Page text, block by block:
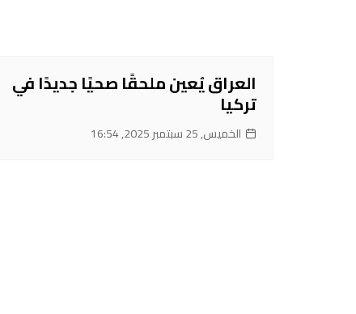
العراق يُعين ملحقًا صحيًا جديدًا في
تركيا
الخميس, 25 سبتمبر 2025, 16:54